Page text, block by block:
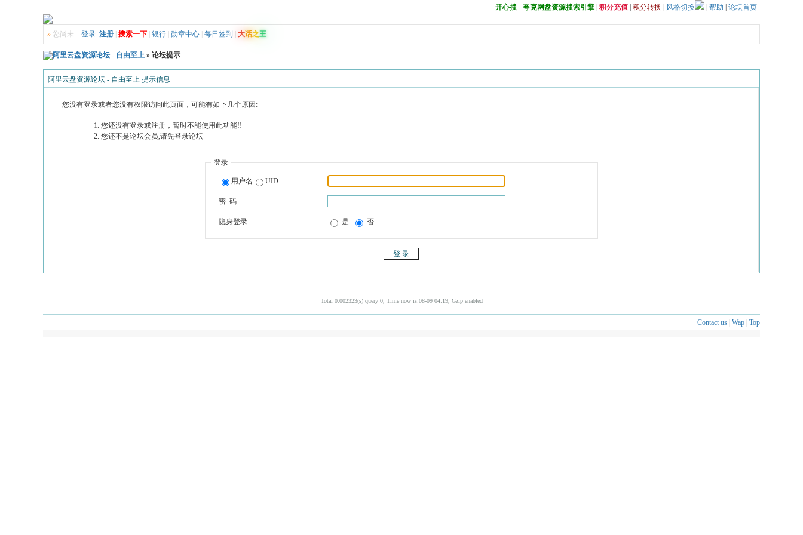
开心搜 - 夸克网盘资源搜索引擎 积分充值 积分转换 风格切换 帮助 论坛首页
» 您尚未 登录 注册 搜索一下 银行 勋章中心 每日签到 大话之王
阿里云盘资源论坛 - 自由至上 » 论坛提示
阿里云盘资源论坛 - 自由至上 提示信息
您没有登录或者您没有权限访问此页面，可能有如下几个原因:
您还没有登录或注册，暂时不能使用此功能!!
您还不是论坛会员,请先登录论坛
登录
用户名 UID
密 码
隐身登录 是 否
Total 0.002323(s) query 0, Time now is:08-09 04:19, Gzip enabled
Contact us Wap Top